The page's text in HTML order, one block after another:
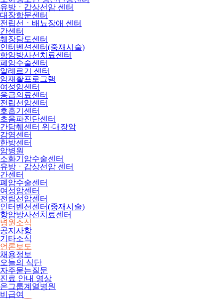
유방ㆍ갑상선암 센터
대장항문센터
전립선ㆍ배뇨장애 센터
간센터
췌장담도센터
인터벤션센터(중재시술)
항암방사선치료센터
폐암수술센터
알레르기 센터
암재활프로그램
여성암센터
응급의료센터
전립선암센터
호흡기센터
초음파진단센터
간담췌센터 위·대장암
감염센터
한방센터
암병원
소화기암수술센터
유방ㆍ갑상선암 센터
간센터
폐암수술센터
여성암센터
전립선암센터
인터벤션센터(중재시술)
항암방사선치료센터
병원소식
공지사항
기타소식
언론보도
채용정보
오늘의 식단
자주묻는질문
진료 안내 영상
온그룹계열병원
비급여